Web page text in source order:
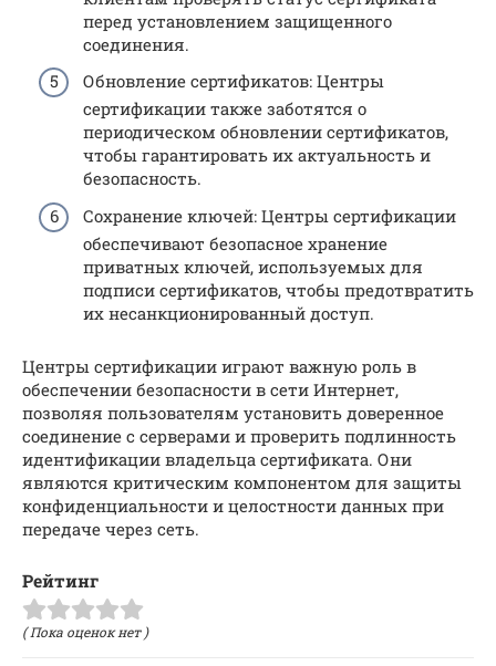
перед установлением защищенного
соединения.
Обновление сертификатов: Центры
сертификации также заботятся о
периодическом обновлении сертификатов,
чтобы гарантировать их актуальность и
безопасность.
Сохранение ключей: Центры сертификации
обеспечивают безопасное хранение
приватных ключей, используемых для
подписи сертификатов, чтобы предотвратить
их несанкционированный доступ.
Центры сертификации играют важную роль в
обеспечении безопасности в сети Интернет,
позволяя пользователям установить доверенное
соединение с серверами и проверить подлинность
идентификации владельца сертификата. Они
являются критическим компонентом для защиты
конфиденциальности и целостности данных при
передаче через сеть.
Рейтинг
( Пока оценок нет )